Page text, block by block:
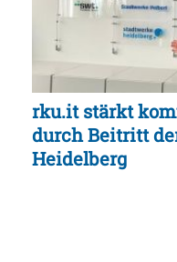
rku.it stärkt
durch Beitritt
Heidelberg